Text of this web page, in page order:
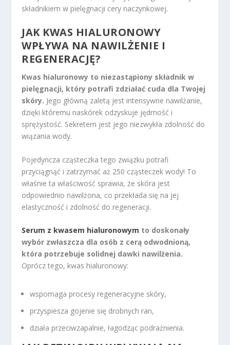
składnikiem w pielęgnacji cery naczynkowej.
JAK KWAS HIALURONOWY
WPŁYWA NA NAWILŻENIE I
REGENERACJĘ?
Kwas hialuronowy to niezastąpiony składnik w
pielęgnacji, który potrafi zdziałać cuda dla Twojej
skóry. Jego główną zaletą jest intensywne nawilżanie,
dzięki któremu naskórek odzyskuje jędrność i
sprężystość. Sekretem jest jego niezwykła zdolność do
wiązania wody.
Pojedyncza cząsteczka tego związku potrafi
przyciągnąć i zatrzymać aż 250 cząsteczek wody! To
właśnie ta właściwość sprawia, że skóra jest
odpowiednio nawilżona, co przekłada się na jej
elastyczność i zdolność do regeneracji.
Serum z kwasem hialuronowym to doskonały
wybór zwłaszcza dla osób z cerą odwodnioną,
która potrzebuje solidnej dawki nawilżenia.
Oprócz tego, kwas hialuronowy:
wspomaga procesy regeneracyjne skóry,
przyspiesza gojenie się drobnych ran,
działa przeciwzapalnie, łagodząc podrażnienia.